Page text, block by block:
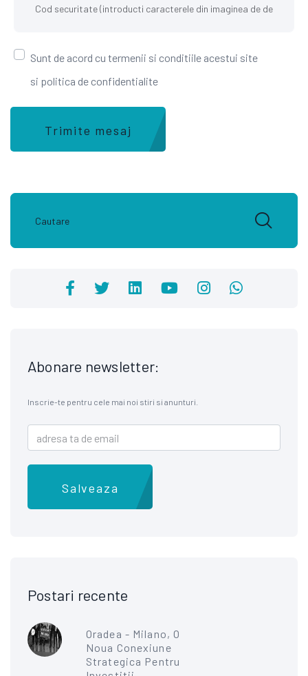
Sunt de acord cu termenii si conditiile acestui site
si politica de confidentialite
Trimite mesaj
Abonare newsletter:
Inscrie-te pentru cele mai noi stiri si anunturi.
Salveaza
Postari recente
Oradea - Milano, O
Noua Conexiune
Strategica Pentru